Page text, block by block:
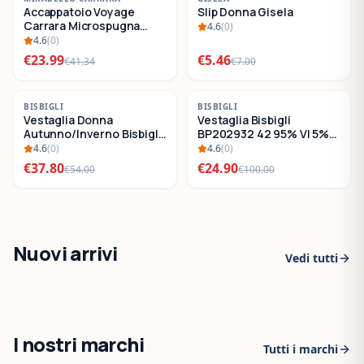
SALDI
Accappatoio Voyage
Carrara Microspugna
Cotone
4.6(0)
€23.99€41.34
SALDI
Slip Donna Gisela
4.6(0)
€5.46€7.00
-30 %
SALDI
BISBIGLI
Vestaglia Donna
Autunno/Inverno Bisbigli
BO288632
4.6(0)
€37.80€54.00
-75 %
SALDI
BISBIGLI
Vestaglia Bisbigli
BP202932 42 95% VI 5%
EA4.6(0)
€24.90€100.00
Nuovi arrivi Vedi tutti
I nostri marchi Tutti i marchi